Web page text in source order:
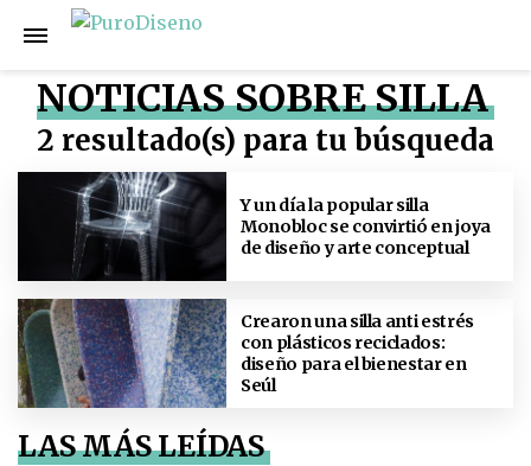
NOTICIAS SOBRE SILLA
2 resultado(s) para tu búsqueda
Y un día la popular silla
Monobloc se convirtió en joya
de diseño y arte conceptual
Crearon una silla anti estrés
con plásticos reciclados:
diseño para el bienestar en
Seúl
LAS MÁS LEÍDAS